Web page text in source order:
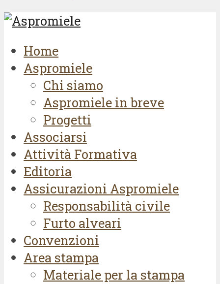
Home
Aspromiele
Chi siamo
Aspromiele in breve
Progetti
Associarsi
Attività Formativa
Editoria
Assicurazioni Aspromiele
Responsabilità civile
Furto alveari
Convenzioni
Area stampa
Materiale per la stampa